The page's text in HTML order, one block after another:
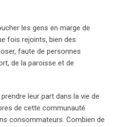
les gens en marge de
fois rejoints, bien des
faute de personnes
de la paroisse et de
leur part dans la vie de
de cette communauté
consommateurs. Combien de